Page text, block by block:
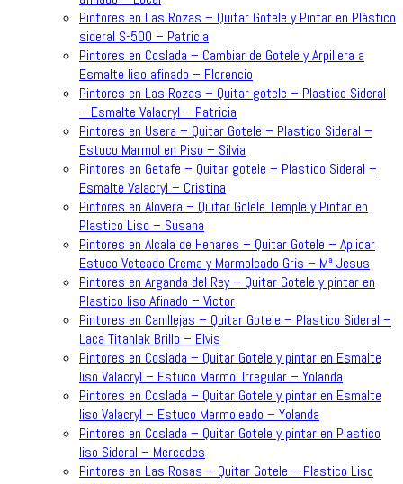
Pintores en Las Rozas – Quitar Gotele y Pintar en Plástico
sideral S-500 – Patricia
Pintores en Coslada – Cambiar de Gotele y Arpillera a
Esmalte liso afinado – Florencio
Pintores en Las Rozas – Quitar gotele – Plastico Sideral
– Esmalte Valacryl – Patricia
Pintores en Usera – Quitar Gotele – Plastico Sideral –
Estuco Marmol en Piso – Silvia
Pintores en Getafe – Quitar gotele – Plastico Sideral –
Esmalte Valacryl – Cristina
Pintores en Alovera – Quitar Golele Temple y Pintar en
Plastico Liso – Susana
Pintores en Alcala de Henares – Quitar Gotele – Aplicar
Estuco Veteado Crema y Marmoleado Gris – Mª Jesus
Pintores en Arganda del Rey – Quitar Gotele y pintar en
Plastico liso Afinado – Victor
Pintores en Canillejas – Quitar Gotele – Plastico Sideral –
Laca Titanlak Brillo – Elvis
Pintores en Coslada – Quitar Gotele y pintar en Esmalte
liso Valacryl – Estuco Marmol Irregular – Yolanda
Pintores en Coslada – Quitar Gotele y pintar en Esmalte
liso Valacryl – Estuco Marmoleado – Yolanda
Pintores en Coslada – Quitar Gotele y pintar en Plastico
liso Sideral – Mercedes
Pintores en Las Rosas – Quitar Gotele – Plastico Liso